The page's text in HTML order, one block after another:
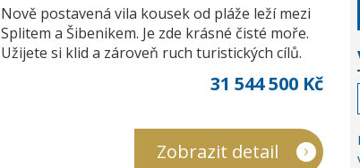
Nově postavená vila kousek od pláže leží mezi
Splitem a Šibenikem. Je zde krásné čisté moře.
Užijete si klid a zároveň ruch turistických cílů.
31 544 500 Kč
Zobrazit detail